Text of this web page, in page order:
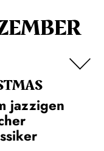
jazzigen